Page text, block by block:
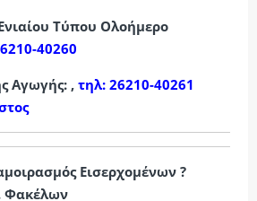
Τύπου Ολοήμερο
40260
Αγωγής: , τηλ: 26210-40261
Εισερχομένων ?
Φακέλων